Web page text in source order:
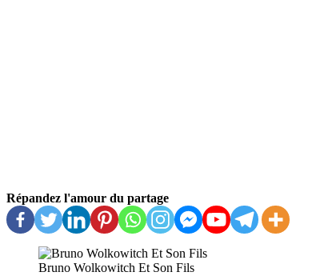
Répandez l'amour du partage
Bruno Wolkowitch Et Son Fils